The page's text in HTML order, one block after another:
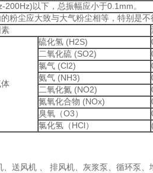
200Hz)以下，总振幅应小于0.1mm。
粉尘应大致与大气粉尘相等，特别是不
硫化氢 (H2S)
二氧化硫 (SO2)
氯气 (Cl2)
氨气 (NH3)
二氧化氮 (NO2)
氮氧化合物 (NOx)
臭氧（O3）
氯化氢（HCl）
送风机 、 排风机、灰浆泵、循环泵、